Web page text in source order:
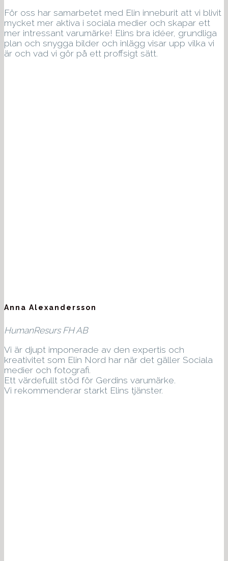
För oss har samarbetet med Elin inneburit att vi blivit
mycket mer aktiva i sociala medier och skapar ett
mer intressant varumärke! Elins bra idéer, grundliga
plan och snygga bilder och inlägg visar upp vilka vi
är och vad vi gör på ett proffsigt sätt.
Anna Alexandersson
HumanResurs FH AB
Vi är djupt imponerade av den expertis och
kreativitet som Elin Nord har när det gäller Sociala
medier och fotografi.
Ett värdefullt stöd för Gerdins varumärke.
Vi rekommenderar starkt Elins tjänster.